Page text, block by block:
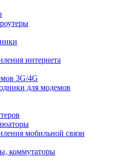
интернета
3G/4G
для модемов
мобильной связи
коммутаторы